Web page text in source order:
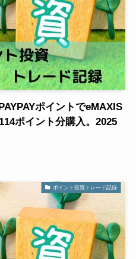
ポイントでeMAXIS
ポイント分購入。2025
ポイント投資トレード記録